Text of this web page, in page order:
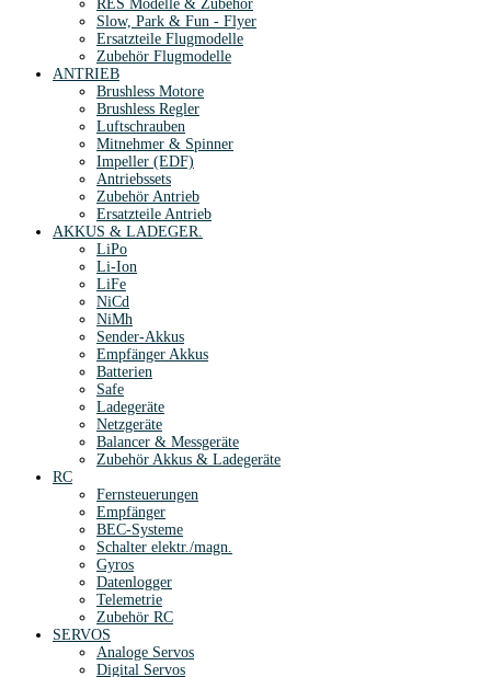
RES Modelle & Zubehör
Slow, Park & Fun - Flyer
Ersatzteile Flugmodelle
Zubehör Flugmodelle
ANTRIEB
Brushless Motore
Brushless Regler
Luftschrauben
Mitnehmer & Spinner
Impeller (EDF)
Antriebssets
Zubehör Antrieb
Ersatzteile Antrieb
AKKUS & LADEGER.
LiPo
Li-Ion
LiFe
NiCd
NiMh
Sender-Akkus
Empfänger Akkus
Batterien
Safe
Ladegeräte
Netzgeräte
Balancer & Messgeräte
Zubehör Akkus & Ladegeräte
RC
Fernsteuerungen
Empfänger
BEC-Systeme
Schalter elektr./magn.
Gyros
Datenlogger
Telemetrie
Zubehör RC
SERVOS
Analoge Servos
Digital Servos